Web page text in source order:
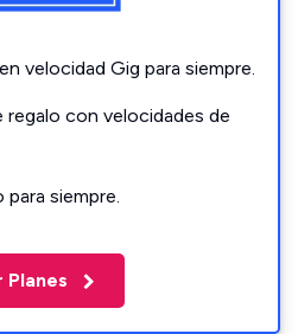
velocidad Gig para siempre.
con velocidades de
siempre.
Planes